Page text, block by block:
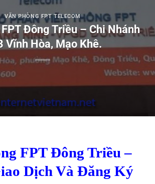
VĂN PHÒNG FPT TELECOM
Đông Triều – Chi Nhánh
Vĩnh Hòa, Mạo Khê.
FPT Đông Triều –
Dịch Và Đăng Ký